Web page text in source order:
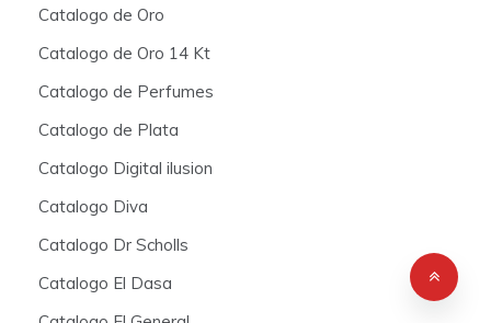
Catalogo de Oro
Catalogo de Oro 14 Kt
Catalogo de Perfumes
Catalogo de Plata
Catalogo Digital ilusion
Catalogo Diva
Catalogo Dr Scholls
Catalogo El Dasa